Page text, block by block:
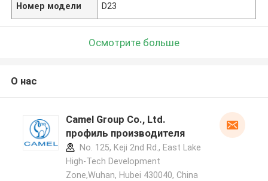
Номер модели D23
Осмотрите больше
О нас
Camel Group Co., Ltd.
профиль производителя
No. 125, Keji 2nd Rd., East Lake
High-Tech Development
Zone,Wuhan, Hubei 430040, China